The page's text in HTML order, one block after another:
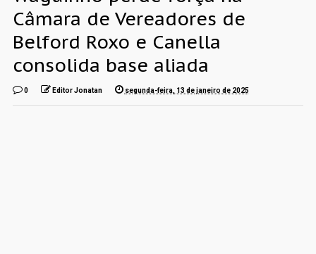
Câmara de Vereadores de
Belford Roxo e Canella
consolida base aliada
0 Editor Jonatan segunda-feira, 13 de janeiro de 2025